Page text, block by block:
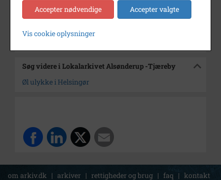
Arkiv
Lokalarkivet Alsønderup -
Tjæreby
Kontakt arkivet
Søg videre i Lokalarkivet Alsønderup -Tjæreby
Øl ulykke i Helsingør
om arkiv.dk | arkiver | rettigheder og brug | faq | kontakt
Accepter nødvendige Accepter valgte
Vis cookie oplysninger